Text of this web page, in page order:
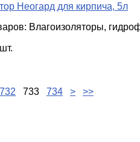
Неогард для кирпича, 5л
Влагоизоляторы,
732 733 734 > >>